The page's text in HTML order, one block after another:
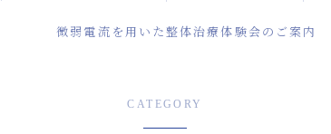
微弱電流を用いた整体治療体験会のご案内
CATEGORY